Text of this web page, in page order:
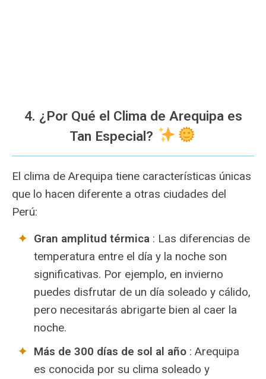
4. ¿Por Qué el Clima de Arequipa es
Tan Especial?
El clima de Arequipa tiene características únicas
que lo hacen diferente a otras ciudades del
Perú:
Gran amplitud térmica : Las diferencias de
temperatura entre el día y la noche son
significativas. Por ejemplo, en invierno
puedes disfrutar de un día soleado y cálido,
pero necesitarás abrigarte bien al caer la
noche.
Más de 300 días de sol al año : Arequipa
es conocida por su clima soleado y